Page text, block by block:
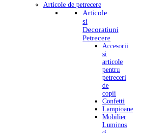
Articole de petrecere
Articole
si
Decoratiuni
Petrecere
Accesorii
si
articole
pentru
petreceri
de
copii
Confetti
Lampioane
Mobilier
Luminos